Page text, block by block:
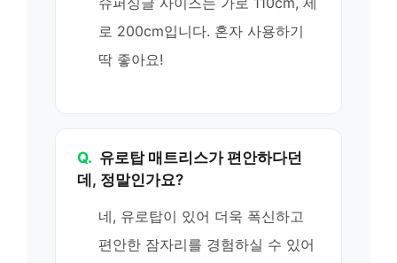
로 200cm입니다. 혼자 사용하기
딱 좋아요!
Q. 유로탑 매트리스가 편안하다던
데, 정말인가요?
네, 유로탑이 있어 더욱 폭신하고
편안한 잠자리를 경험하실 수 있어